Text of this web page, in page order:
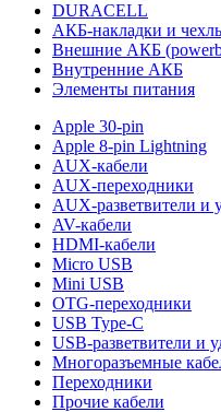
DURACELL
АКБ-накладки и
Внешние АКБ
Внутренние АКБ
Элементы питания
Apple 30-pin
Apple 8-pin Lightning
AUX-кабели
AUX-переходники
AUX-разветвители и
AV-кабели
HDMI-кабели
Micro USB
Mini USB
OTG-переходники
USB Type-C
USB-разветвители и
Многоразъемные
Переходники
Прочие кабели